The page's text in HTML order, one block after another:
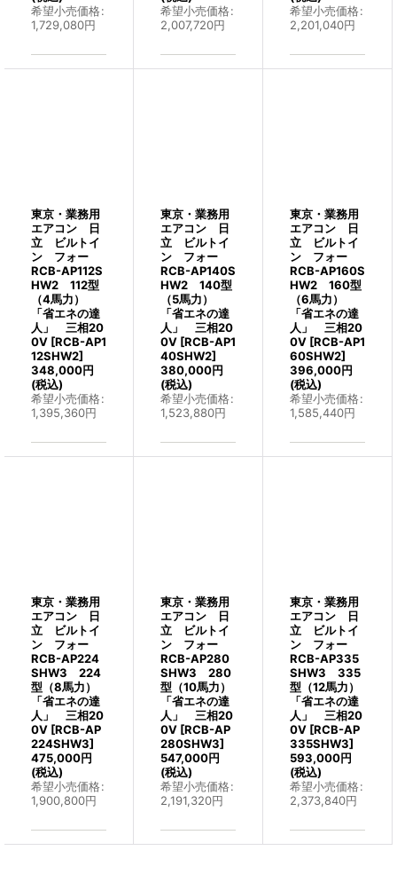
希望小売価格:
1,729,080円
希望小売価格:
2,007,720円
希望小売価格:
2,201,040円
東京・業務用
エアコン 日
立 ビルトイ
ン フォー
RCB-AP112S
HW2 112型
（4馬力）
「省エネの達
人」 三相20
0V [RCB-AP1
12SHW2]
348,000円
(税込)
希望小売価格:
1,395,360円
東京・業務用
エアコン 日
立 ビルトイ
ン フォー
RCB-AP140S
HW2 140型
（5馬力）
「省エネの達
人」 三相20
0V [RCB-AP1
40SHW2]
380,000円
(税込)
希望小売価格:
1,523,880円
東京・業務用
エアコン 日
立 ビルトイ
ン フォー
RCB-AP160S
HW2 160型
（6馬力）
「省エネの達
人」 三相20
0V [RCB-AP1
60SHW2]
396,000円
(税込)
希望小売価格:
1,585,440円
東京・業務用
エアコン 日
立 ビルトイ
ン フォー
RCB-AP224
SHW3 224
型（8馬力）
「省エネの達
人」 三相20
0V [RCB-AP
224SHW3]
475,000円
(税込)
希望小売価格:
1,900,800円
東京・業務用
エアコン 日
立 ビルトイ
ン フォー
RCB-AP280
SHW3 280
型（10馬力）
「省エネの達
人」 三相20
0V [RCB-AP
280SHW3]
547,000円
(税込)
希望小売価格:
2,191,320円
東京・業務用
エアコン 日
立 ビルトイ
ン フォー
RCB-AP335
SHW3 335
型（12馬力）
「省エネの達
人」 三相20
0V [RCB-AP
335SHW3]
593,000円
(税込)
希望小売価格:
2,373,840円